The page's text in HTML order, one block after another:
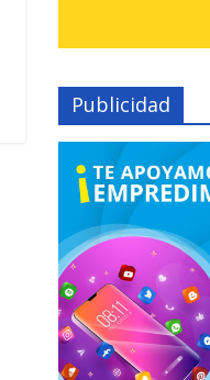
Publicidad